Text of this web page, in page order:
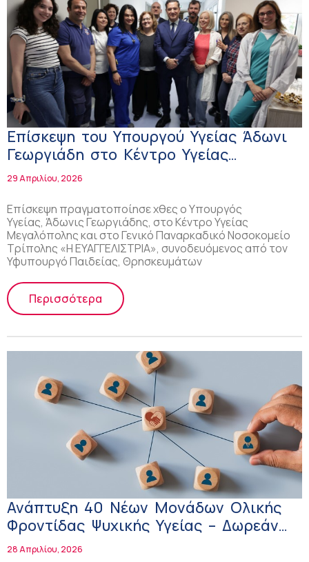
Επίσκεψη του Υπουργού Υγείας Άδωνι
Γεωργιάδη στο Κέντρο Υγείας
Μεγαλόπολης και στο Γενικό
Νοσοκομείο Τρίπολης
29 Απριλίου, 2026
Επίσκεψη πραγματοποίησε χθες ο Υπουργός
Υγείας, Άδωνις Γεωργιάδης, στο Κέντρο Υγείας
Μεγαλόπολης και στο Γενικό Παναρκαδικό Νοσοκομείο
Τρίπολης «Η ΕΥΑΓΓΕΛΙΣΤΡΙΑ», συνοδευόμενος από τον
Υφυπουργό Παιδείας, Θρησκευμάτων
Περισσότερα
Ανάπτυξη 40 Νέων Μονάδων Ολικής
Φροντίδας Ψυχικής Υγείας – Δωρεάν
υπηρεσίες για όλους τους πολίτες
28 Απριλίου, 2026